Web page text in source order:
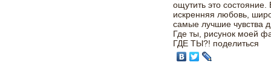
ощутить это
искренняя любовь,
самые лучшие чувства
Где ты, рисунок моей
ГДЕ ТЫ?! поделиться